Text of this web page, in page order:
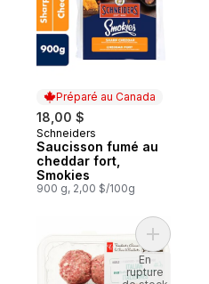
Préparé au Canada
18,00 $
Préparé au Canada
Schneiders
Saucisson fumé au
cheddar fort,
Smokies
900 g, 2,00 $/100g
Ajouter
En
rupture